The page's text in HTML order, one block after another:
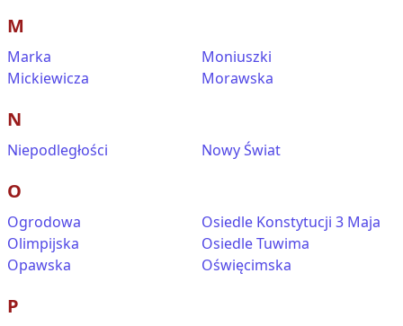
M
Marka
Mickiewicza
Moniuszki
Morawska
N
Niepodległości Nowy Świat
O
Ogrodowa
Olimpijska
Opawska
Osiedle Konstytucji 3 Maja
Osiedle Tuwima
Oświęcimska
P